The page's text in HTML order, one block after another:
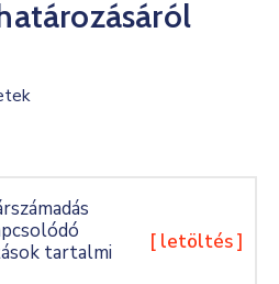
tartalmi
[ letöltés ]